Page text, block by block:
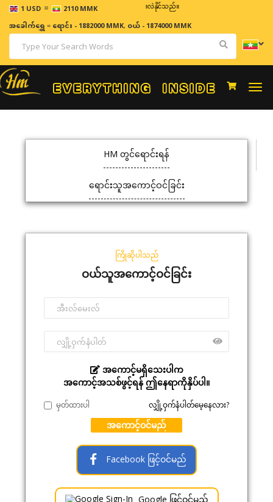
1 USD = 2110 MMK
ဈေးနှုန်းများသည် အချိန်နှင့် အမျှပြောင်းလဲနိုင်သည်။
အခေါက်ရွှေ=ရောင်း - 1882000 MMK, ဝယ် - 1874000 MMK
HM တွင်ရောင်းရန်
ရောင်းသူအကောင့်ဝင်ခြင်း
ကြိုဆိုပါသည်
ဝယ်သူအကောင့်ဝင်ခြင်း
အကောင့်မရှိသေးပါက
အကောင့်အသစ်ဖွင့်ရန် ဤနေရာကိုနှိပ်ပါ။
မှတ်ထားပါ လျှို့ဝှက်နံပါတ်မေ့နေလား?
အကောင့်ဝင်မည်
Facebook ဖြင့်ဝင်မည်
Google ဖြင့်ဝင်မည်